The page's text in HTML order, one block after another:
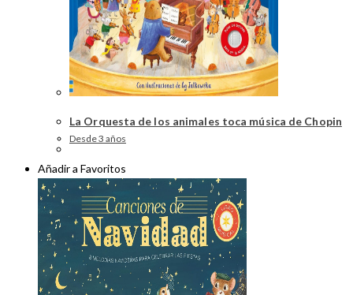
La Orquesta de los animales toca música de Chopin
Desde 3 años
Añadir a Favoritos